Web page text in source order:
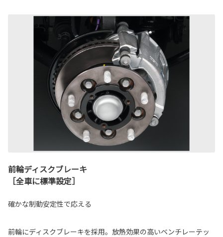
前輪ディスクブレーキ
［全車に標準設定］
確かな制動安定性で応える
前輪にディスクブレーキを採用。放熱効果の高いベンチレーテッ